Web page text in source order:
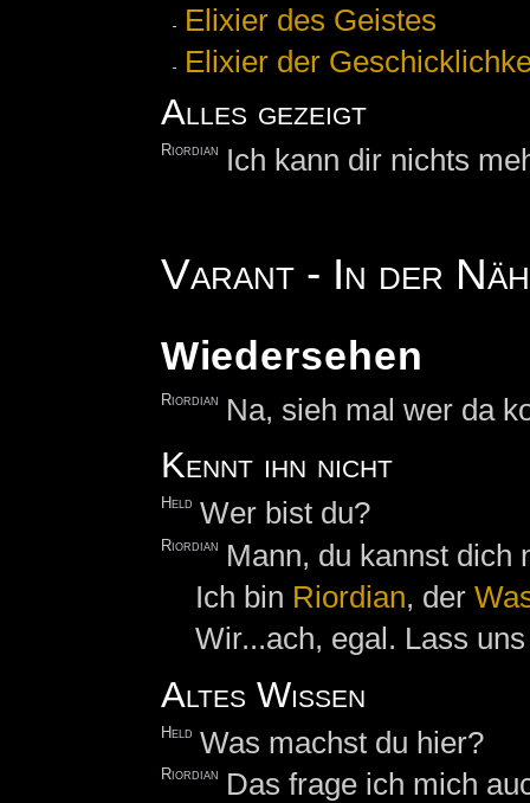
Elixier des Geistes
Elixier der
Alles gezeigt
Riordian Ich kann dir nichts
Varant - In der
Wiedersehen
Riordian Na, sieh mal wer da
Kennt ihn nicht
Held Wer bist du?
Riordian
Mann, du kannst dich
Ich bin Riordian, der
Wir...ach, egal. Lass
Altes Wissen
Held Was machst du hier?
Riordian Das frage ich mich